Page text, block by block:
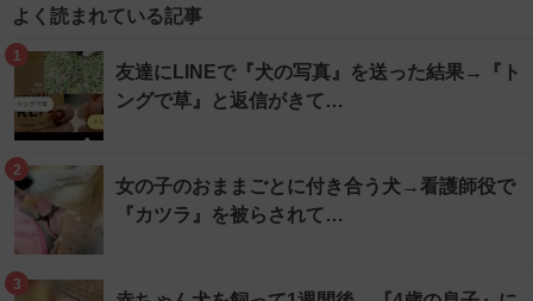
よく読まれている記事
1
友達にLINEで『犬の写真』を送った結果→『ト
ングで草』と返信がきて…
2
女の子のおままごとに付き合う犬→看護師役で
『カツラ』を被らされて…
3